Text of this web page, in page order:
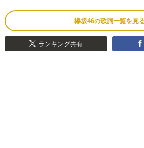
欅坂46の歌詞一覧を見る
ランキング共有